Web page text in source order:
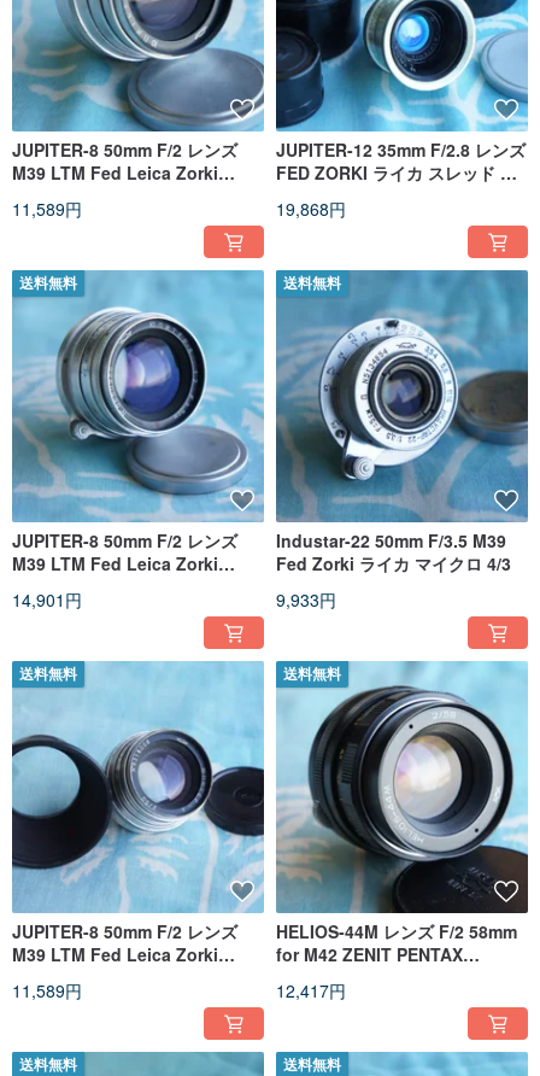
JUPITER-8 50mm F/2 レンズ
M39 LTM Fed Leica Zorki
11,589円
JUPITER-12 35mm F/2.8 レンズ
FED ZORKI ライカ スレッド マ
19,868円
送料無料
JUPITER-8 50mm F/2 レンズ
M39 LTM Fed Leica Zorki
14,901円
送料無料
Industar-22 50mm F/3.5 M39
Fed Zorki ライカ マイクロ 4/3
9,933円
送料無料
JUPITER-8 50mm F/2 レンズ
M39 LTM Fed Leica Zorki
11,589円
送料無料
HELIOS-44M レンズ F/2 58mm
for M42 ZENIT PENTAX
12,417円
送料無料 送料無料